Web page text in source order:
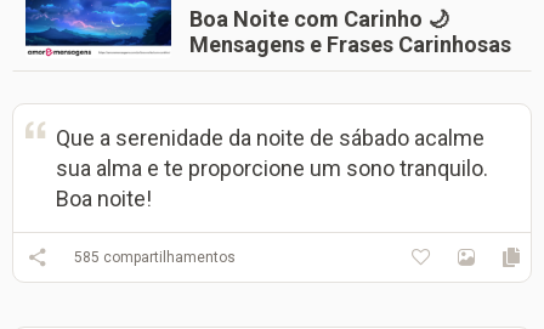
Boa Noite com Carinho 🌙
Mensagens e Frases Carinhosas
Que a serenidade da noite de sábado acalme
sua alma e te proporcione um sono tranquilo.
Boa noite!
585 compartilhamentos